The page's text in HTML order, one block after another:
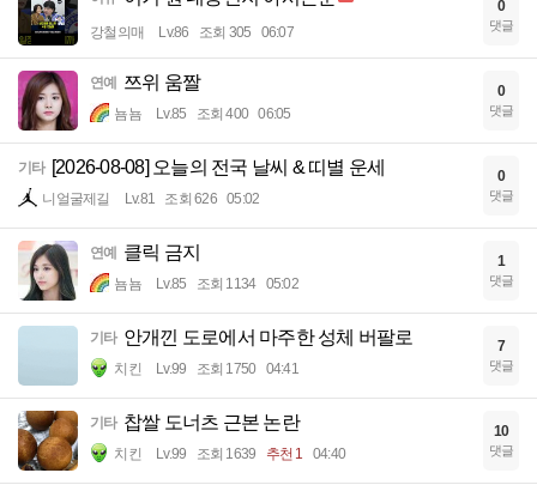
강철의매 Lv.86 조회 305 06:07
0
댓글
연예 쯔위 움짤
뇸뇸 Lv.85 조회 400 06:05
0
댓글
기타 [2026-08-08] 오늘의 전국 날씨 & 띠별 운세
니얼굴제길 Lv.81 조회 626 05:02
0
댓글
연예 클릭 금지
뇸뇸 Lv.85 조회 1134 05:02
1
댓글
기타 안개낀 도로에서 마주한 성체 버팔로
치킨 Lv.99 조회 1750 04:41
7
댓글
기타 찹쌀 도너츠 근본 논란
치킨 Lv.99 조회 1639 추천 1 04:40
10
댓글